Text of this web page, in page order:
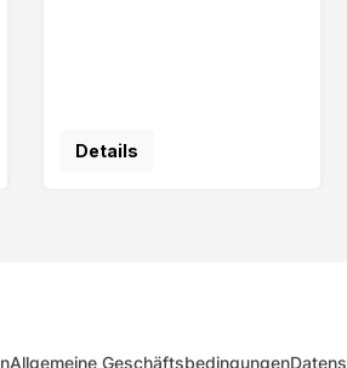
Details
Allgemeine Geschäftsbedingungen